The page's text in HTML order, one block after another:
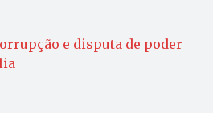
e disputa de poder